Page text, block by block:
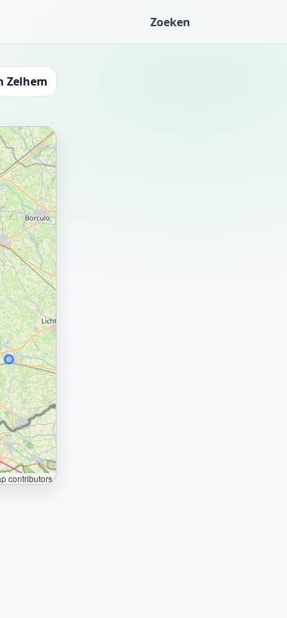
Zoeken
Zelhem
contributors